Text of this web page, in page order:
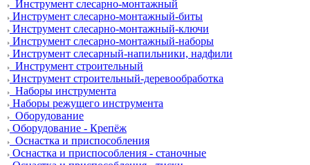
Инструмент слесарно-монтажный
Инструмент слесарно-монтажный-биты
Инструмент слесарно-монтажный-ключи
Инструмент слесарно-монтажный-наборы
Инструмент слесарный-напильники, надфили
Инструмент строительный
Инструмент строительный-деревообработка
Наборы инструмента
Наборы режущего инструмента
Оборудование
Оборудование - Крепёж
Оснастка и приспособления
Оснастка и приспособления - станочные